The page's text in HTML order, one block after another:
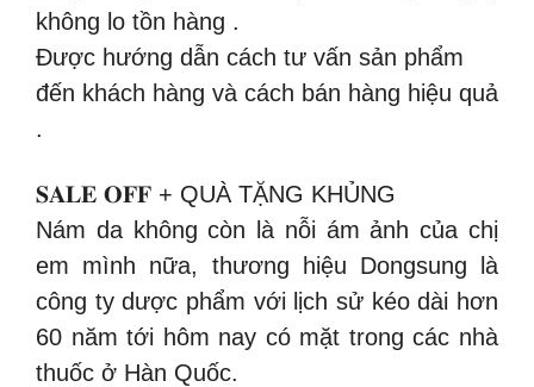
không lo tồn hàng .
Được hướng dẫn cách tư vấn sản phẩm
đến khách hàng và cách bán hàng hiệu quả
.
𝐒𝐀𝐋𝐄 𝐎𝐅𝐅 + QUÀ TẶNG KHỦNG
Nám da không còn là nỗi ám ảnh của chị
em mình nữa, thương hiệu Dongsung là
công ty dược phẩm với lịch sử kéo dài hơn
60 năm tới hôm nay có mặt trong các nhà
thuốc ở Hàn Quốc.